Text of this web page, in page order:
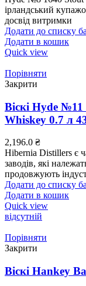
ірландський
досвід витримки
Додати до списку
Додати в кошик
Quick view
Порівняти
Закрити
Віскі Hyde
Whiskey 0.7 л
2,196.0 ₴
Hibernia Distillers є
заводів, які
продовжують
Додати до списку
Додати в кошик
Quick view
відсутній
Порівняти
Закрити
Віскі Hankey